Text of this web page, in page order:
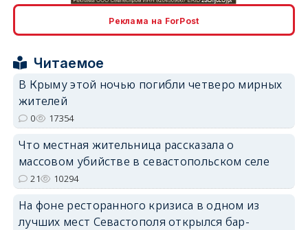
Реклама на ForPost
Читаемое
В Крыму этой ночью погибли четверо мирных
жителей
0 17354
Что местная жительница рассказала о
массовом убийстве в севастопольском селе
21 10294
На фоне ресторанного кризиса в одном из
лучших мест Севастополя открылся бар-